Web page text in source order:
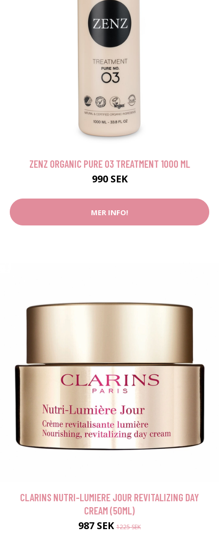
ZENZ ORGANIC PURE 03 TREATMENT 1000 ML
990 SEK
MER INFO!
CLARINS NUTRI-LUMIERE JOUR REVITALIZING DAY
CREAM (50ML)
987 SEK 1225 SEK